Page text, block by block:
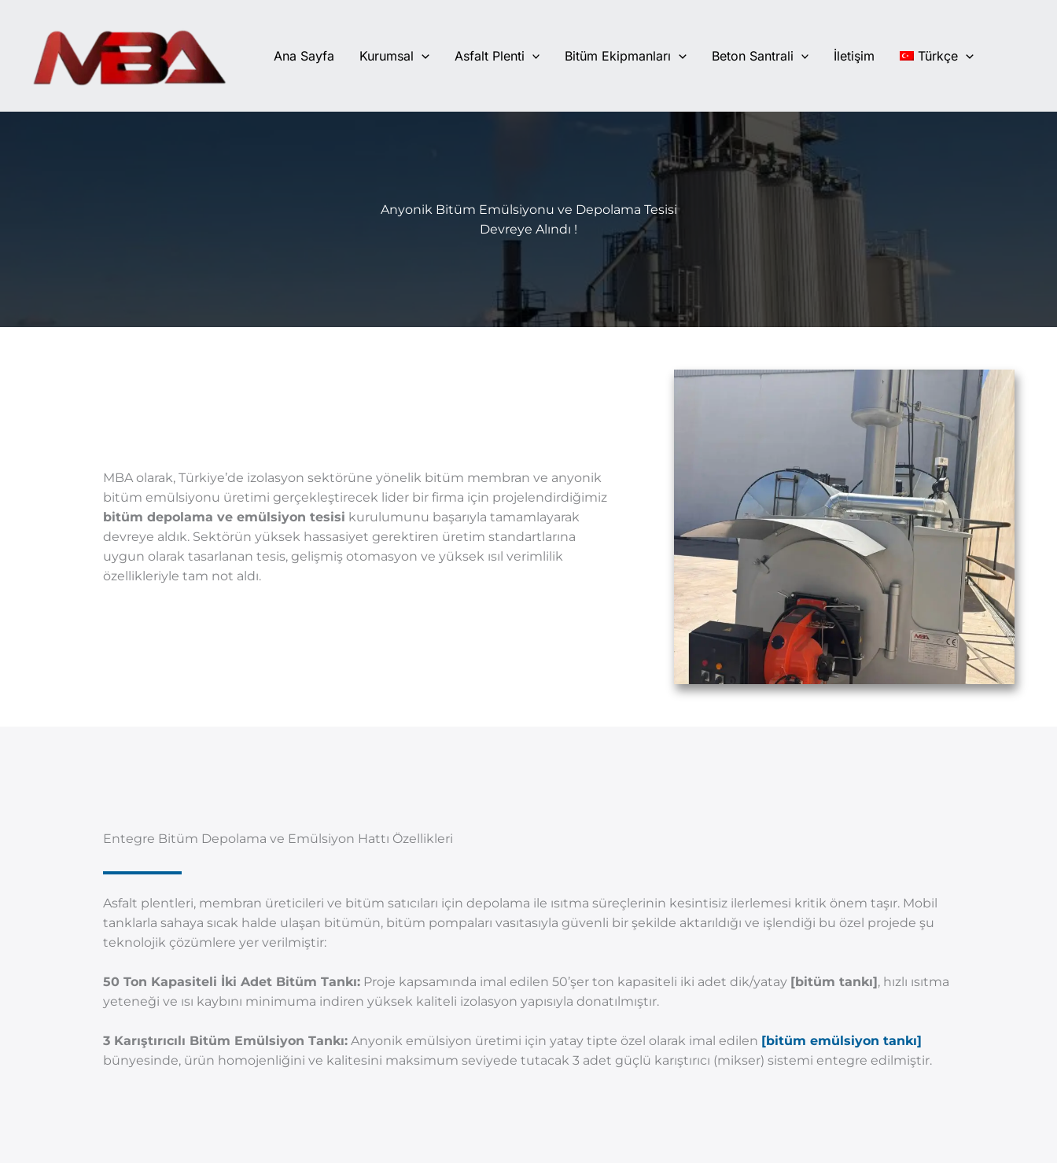
Ana Sayfa Kurumsal Asfalt Plenti Bitüm Ekipmanları Beton Santrali İletişim Türkçe
Anyonik Bitüm Emülsiyonu ve Depolama Tesisi
Devreye Alındı !
MBA olarak, Türkiye’de izolasyon sektörüne yönelik bitüm membran ve anyonik
bitüm emülsiyonu üretimi gerçekleştirecek lider bir firma için projelendirdiğimiz
bitüm depolama ve emülsiyon tesisi kurulumunu başarıyla tamamlayarak
devreye aldık. Sektörün yüksek hassasiyet gerektiren üretim standartlarına
uygun olarak tasarlanan tesis, gelişmiş otomasyon ve yüksek ısıl verimlilik
özellikleriyle tam not aldı.
Entegre Bitüm Depolama ve Emülsiyon Hattı Özellikleri
Asfalt plentleri, membran üreticileri ve bitüm satıcıları için depolama ile ısıtma süreçlerinin kesintisiz ilerlemesi kritik önem taşır. Mobil
tanklarla sahaya sıcak halde ulaşan bitümün, bitüm pompaları vasıtasıyla güvenli bir şekilde aktarıldığı ve işlendiği bu özel projede şu
teknolojik çözümlere yer verilmiştir:
50 Ton Kapasiteli İki Adet Bitüm Tankı:Proje kapsamında imal edilen 50’şer ton kapasiteli iki adet dik/yatay [bitüm tankı] , hızlı ısıtma
yeteneği ve ısı kaybını minimuma indiren yüksek kaliteli izolasyon yapısıyla donatılmıştır.
3 Karıştırıcılı Bitüm Emülsiyon Tankı:Anyonik emülsiyon üretimi için yatay tipte özel olarak imal edilen [bitüm emülsiyon tankı]
bünyesinde, ürün homojenliğini ve kalitesini maksimum seviyede tutacak 3 adet güçlü karıştırıcı (mikser) sistemi entegre edilmiştir.